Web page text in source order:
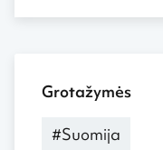
Grotažymės
#Suomija